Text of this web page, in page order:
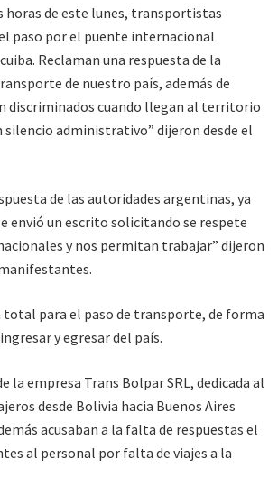
horas de este lunes, transportistas
paso por el puente internacional
Reclaman una respuesta de la
de nuestro país, además de
discriminados cuando llegan al territorio
silencio administrativo” dijeron desde el
de las autoridades argentinas, ya
envió un escrito solicitando se respete
y nos permitan trabajar” dijeron
total para el paso de transporte, de forma
y egresar del país.
la empresa Trans Bolpar SRL, dedicada al
desde Bolivia hacia Buenos Aires
acusaban a la falta de respuestas el
al personal por falta de viajes a la